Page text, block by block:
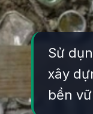
Sử
xây
bền